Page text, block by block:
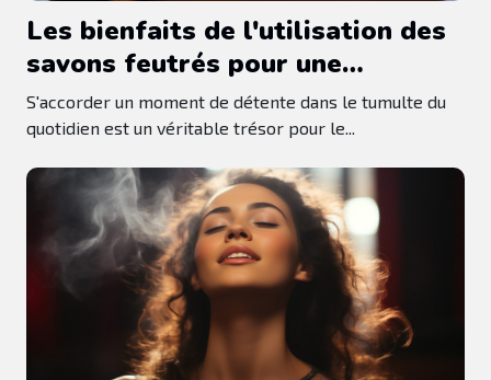
Les bienfaits de l'utilisation des
savons feutrés pour une
expérience de bain relaxante
S'accorder un moment de détente dans le tumulte du
quotidien est un véritable trésor pour le...